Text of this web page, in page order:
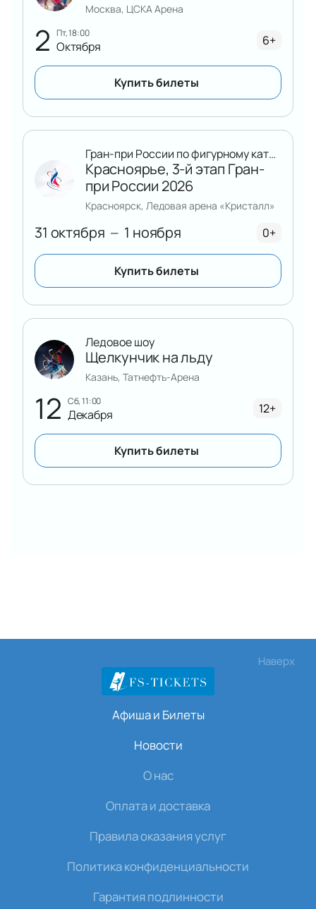
2 пт, 18:00
Октября
Москва, ЦСКА Арена
6+
Купить билеты
31 октября — 1 ноября
Гран-при России по фигурному катанию
Красноярье, 3-й этап Гран-
при России 2026
Красноярск, Ледовая арена «Кристалл»
0+
Купить билеты
12 сб, 11:00
Декабря
Ледовое шоу
Щелкунчик на льду
Казань, Татнефть-Арена
12+
Купить билеты
Наверх
Афиша и Билеты
Новости
О нас
Оплата и доставка
Правила оказания услуг
Политика конфиденциальности
Гарантия подлинности